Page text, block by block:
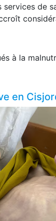
de
à la
en